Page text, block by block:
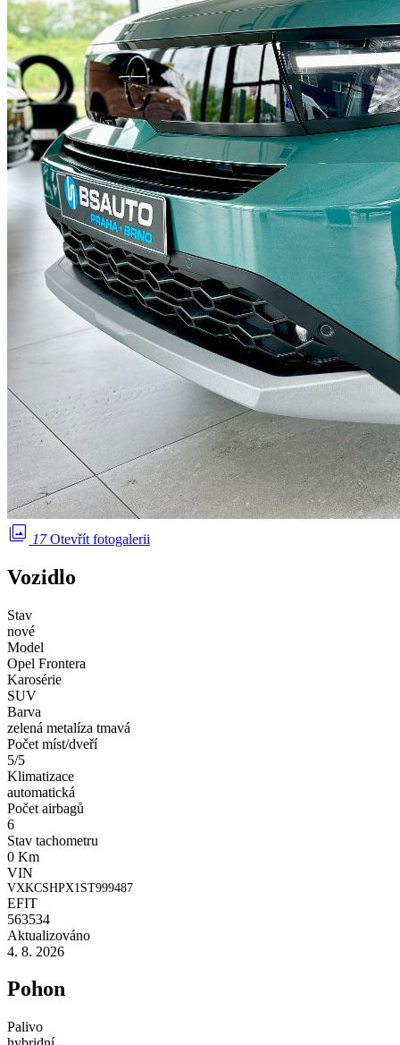
photo_library 17 Otevřít fotogalerii
Vozidlo
Stav
nové
Model
Opel Frontera
Karosérie
SUV
Barva
zelená metalíza tmavá
Počet míst/dveří
5/5
Klimatizace
automatická
Počet airbagů
6
Stav tachometru
0 Km
VIN
VXKCSHPX1ST999487
EFIT
563534
Aktualizováno
4. 8. 2026
Pohon
Palivo